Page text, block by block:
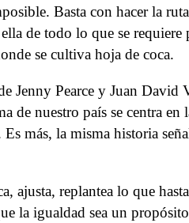
Basta con hacer la
de todo lo que se requiere
se cultiva hoja de coca.
Jenny Pearce y Juan David
de nuestro país se centra en
más, la misma historia
ajusta, replantea lo que
la igualdad sea un